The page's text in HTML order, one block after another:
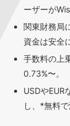
ーザーが
関東財務局
資金は安全
手数料の上
0.73%〜。
USDやEUR
し、*無料